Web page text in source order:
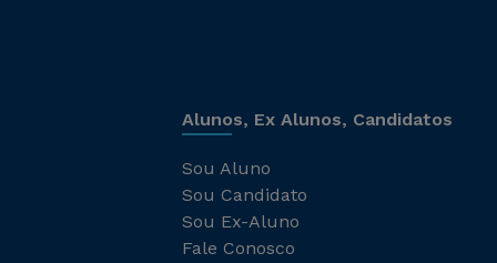
Alunos, Ex Alunos, Candidatos
Sou Aluno
Sou Candidato
Sou Ex-Aluno
Fale Conosco